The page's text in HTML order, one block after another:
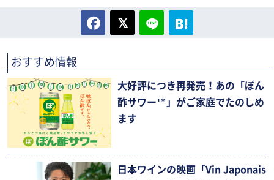
おすすめ情報
大好評につき再発売！あの「ぽん
酢サワー™」がご家庭でたのしめ
ます
日本ワインの映画「Vin Japonais